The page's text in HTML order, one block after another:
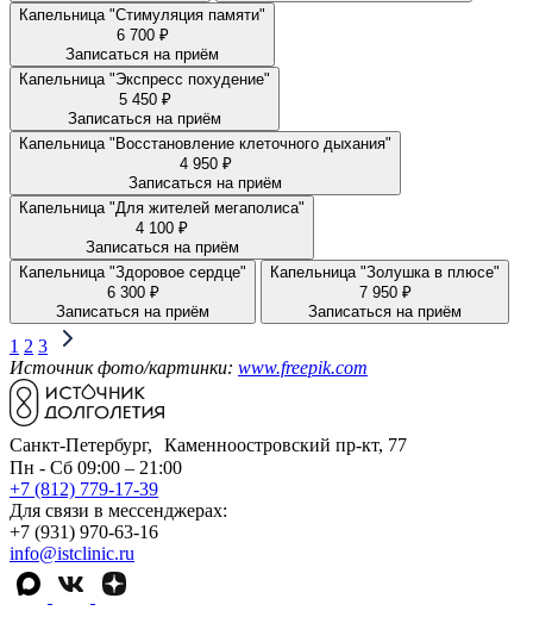
Капельница "Стимуляция памяти"
6 700 ₽
Записаться на приём
Капельница "Экспресс похудение"
5 450 ₽
Записаться на приём
Капельница "Восстановление клеточного дыхания"
4 950 ₽
Записаться на приём
Капельница "Для жителей мегаполиса"
4 100 ₽
Записаться на приём
Капельница "Здоровое сердце"
6 300 ₽
Записаться на приём
Капельница "Золушка в плюсе"
7 950 ₽
Записаться на приём
1 2 3
Источник фото/картинки: www.freepik.com
Санкт-Петербург, Каменноостровский пр-кт, 77
Пн - Сб 09:00 – 21:00
+7 (812) 779-17-39
Для связи в мессенджерах:
+7 (931) 970-63-16
info@istclinic.ru